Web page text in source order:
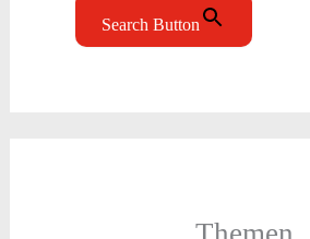
Search Button